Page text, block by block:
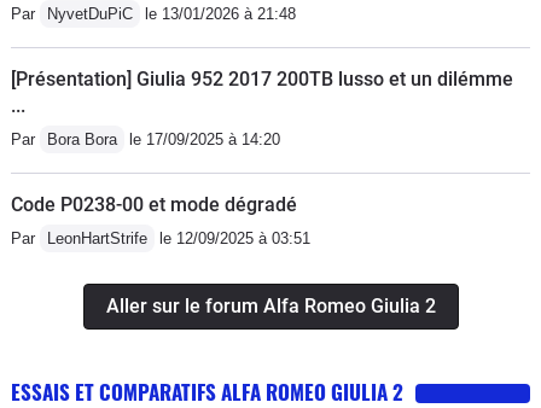
Par NyvetDuPiC le 13/01/2026 à 21:48
[Présentation] Giulia 952 2017 200TB lusso et un dilémme
...
Par Bora Bora le 17/09/2025 à 14:20
Code P0238-00 et mode dégradé
Par LeonHartStrife le 12/09/2025 à 03:51
Aller sur le forum Alfa Romeo Giulia 2
ESSAIS ET COMPARATIFS ALFA ROMEO GIULIA 2